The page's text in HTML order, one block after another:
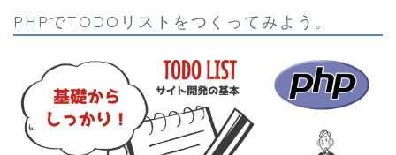
PHPでTODOリストをつくってみよう。